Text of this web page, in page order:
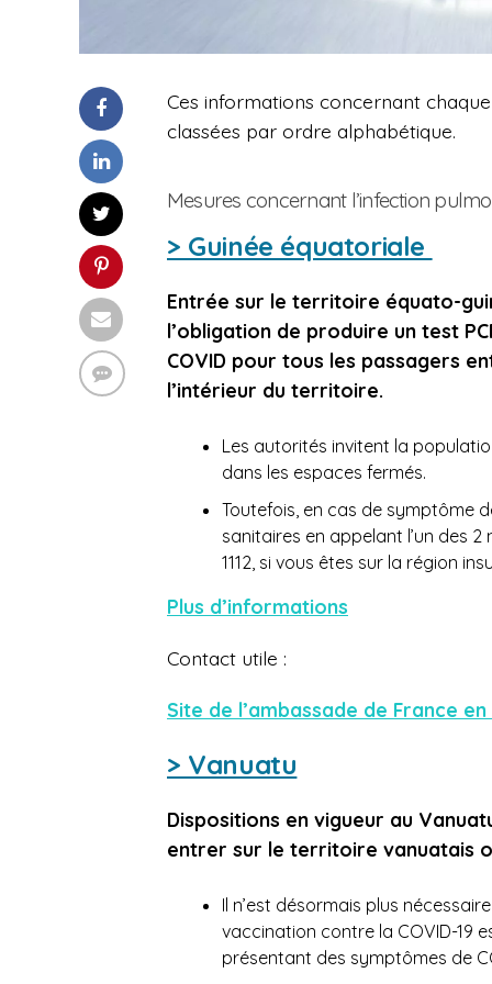
Ces informations concernant
classées par ordre alphabétique.
Mesures concernant l’infection
> Guinée équatoriale
Entrée sur le territoire équato-
l’obligation de produire un test
COVID pour tous les passagers
l’intérieur du territoire.
Les autorités invitent la
dans les espaces fermés.
Toutefois, en cas de symptôme
sanitaires en appelant l’un des
1112, si vous êtes sur la région
Plus d’informations
Contact utile :
Site de l’ambassade de France
> Vanuatu
Dispositions en vigueur au
entrer sur le territoire vanuatais
Il n’est désormais plus
vaccination contre la COVID-19
présentant des symptômes de